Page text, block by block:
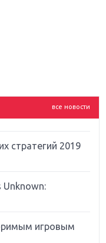
все новости
Microsoft и
стратегий 2019
Unknown:
игровым